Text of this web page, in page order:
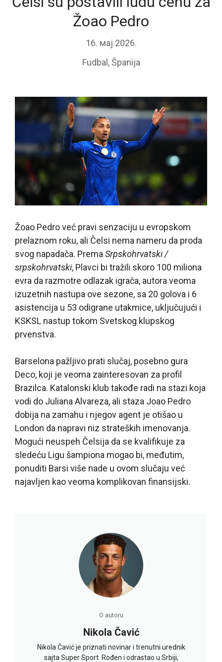
Žoao Pedro
16. мај 2026.
Fudbal ,Španija
Žoao Pedro već pravi senzaciju u evropskom
prelaznom roku, ali Čelsi nema nameru da proda
svog napadača. Prema Srpskohrvatski /
srpskohrvatski, Plavci bi tražili skoro 100 miliona
evra da razmotre odlazak igrača, autora veoma
izuzetnih nastupa ove sezone, sa 20 golova i 6
asistencija u 53 odigrane utakmice, uključujući i
KSKSL nastup tokom Svetskog klupskog
prvenstva.
Barselona pažljivo prati slučaj, posebno gura
Deco, koji je veoma zainteresovan za profil
Brazilca. Katalonski klub takođe radi na stazi koja
vodi do Juliana Alvareza, ali staza Joao Pedro
dobija na zamahu i njegov agent je otišao u
London da napravi niz strateških imenovanja.
Mogući neuspeh Čelsija da se kvalifikuje za
sledeću Ligu šampiona mogao bi, međutim,
ponuditi Barsi više nade u ovom slučaju već
najavljen kao veoma komplikovan finansijski.
O autoru
Nikola Čavić
Nikola Čavić je priznati novinar i trenutni urednik
sajta Super Sport. Rođen i odrastao u Srbiji,